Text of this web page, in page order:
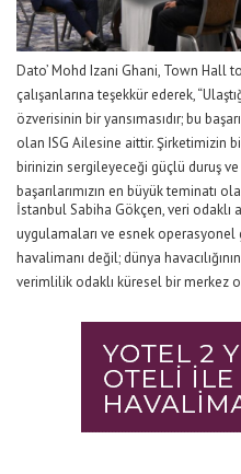
Dato’ Mohd Izani Ghani, Town Hall
çalışanlarına teşekkür ederek,
özverisinin bir yansımasıdır; bu
olan ISG Ailesine aittir. Şirketimizin
birinizin sergileyeceği güçlü duruş
başarılarımızın en büyük teminatı
İstanbul Sabiha Gökçen, veri odaklı
uygulamaları ve esnek
havalimanı değil; dünya
verimlilik odaklı küresel bir merkez